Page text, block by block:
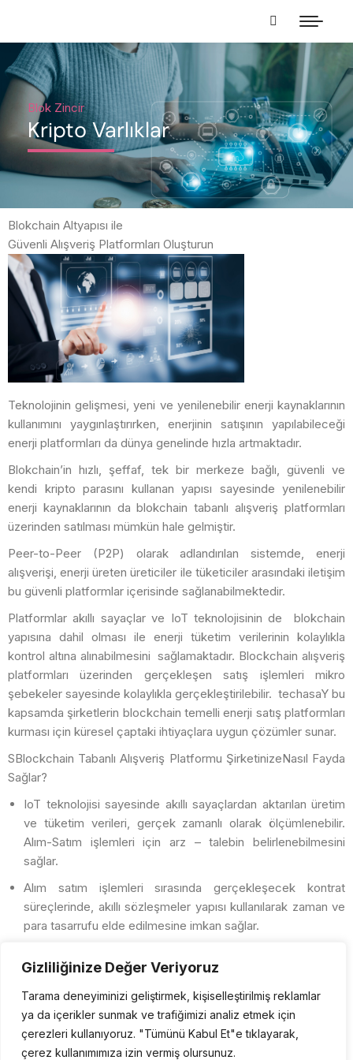
Gizliliğinize Değer Veriyoruz
Tarama deneyiminizi geliştirmek, kişiselleştirilmiş reklamlar
ya da içerikler sunmak ve trafiğimizi analiz etmek için
çerezleri kullanıyoruz. "Tümünü Kabul Et"e tıklayarak,
çerez kullanımımıza izin vermiş olursunuz.
Blok Zincir
Kripto Varlıklar
Blokchain Altyapısı ile
Güvenli Alışveriş Platformları Oluşturun
Teknolojinin gelişmesi, yeni ve yenilenebilir enerji kaynaklarının
kullanımını yaygınlaştırırken, enerjinin satışının yapılabileceği
enerji platformları da dünya genelinde hızla artmaktadır.
Blokchain’in hızlı, şeffaf, tek bir merkeze bağlı, güvenli ve
kendi kripto parasını kullanan yapısı sayesinde yenilenebilir
enerji kaynaklarının da blokchain tabanlı alışveriş platformları
üzerinden satılması mümkün hale gelmiştir.
Peer-to-Peer (P2P) olarak adlandırılan sistemde, enerji
alışverişi, enerji üreten üreticiler ile tüketiciler arasındaki iletişim
bu güvenli platformlar içerisinde sağlanabilmektedir.
Platformlar akıllı sayaçlar ve IoT teknolojisinin de
blokchain
yapısına dahil olması ile enerji tüketim verilerinin kolaylıkla
kontrol altına alınabilmesini sağlamaktadır. Blockchain alışveriş
platformları üzerinden gerçekleşen satış işlemleri mikro
şebekeler sayesinde kolaylıkla gerçekleştirilebilir. techasaY bu
kapsamda şirketlerin blockchain temelli enerji satış platformları
kurması için küresel çaptaki ihtiyaçlara uygun çözümler sunar.
SBlockchain Tabanlı Alışveriş Platformu ŞirketinizeNasıl Fayda
Sağlar?
IoT teknolojisi sayesinde akıllı sayaçlardan aktarılan üretim
ve tüketim verileri, gerçek zamanlı olarak ölçümlenebilir.
Alım-Satım işlemleri için arz – talebin belirlenebilmesini
sağlar.
Alım satım işlemleri sırasında gerçekleşecek kontrat
süreçlerinde, akıllı sözleşmeler yapısı kullanılarak zaman ve
para tasarrufu elde edilmesine imkan sağlar.
platform üzerinden blockchain güvencesi ile yapılabilmesi,
sistemdeki kullanıcılar için bireysel güvenlik ve platform için
veri güvenliği sağlar.
Kişisel kripto varlıklar üzerinden işlem yapabilme ve
yaptırabilme esnekliği sağlar.